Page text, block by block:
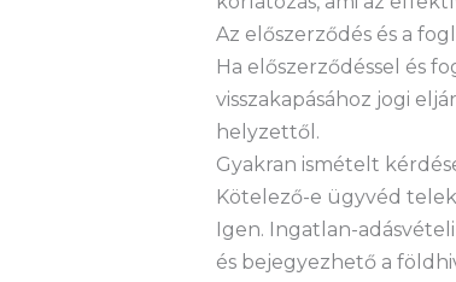
Az előszerződés és a
Ha előszerződéssel és
visszakapásához jogi
helyzettől.
Gyakran ismételt
Kötelező-e ügyvéd
Igen. Ingatlan-
és bejegyezhető a